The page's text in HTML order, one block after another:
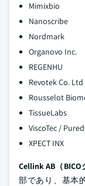
Mimixbio
Nanoscribe
Nordmark
Organovo Inc.
REGENHU
Revotek Co. Ltd
Rousselot
TissueLabs
ViscoTec /
XPECT INX
Cellink AB（BICO
部であり、基本